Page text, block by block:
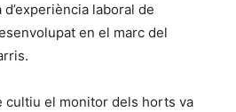
laboral de
en el marc del
cultiu el monitor dels horts va